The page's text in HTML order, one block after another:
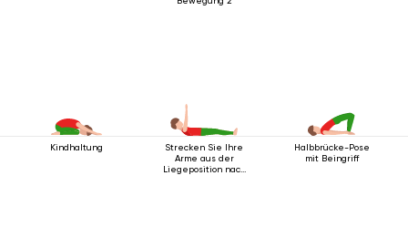
Kindhaltung
Strecken Sie Ihre
Arme aus der
Liegeposition nach
Halbbrücke-Pose
mit Beingriff